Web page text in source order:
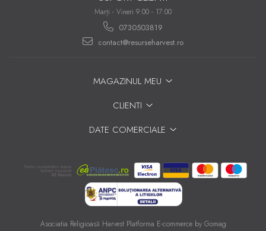
Marți - Vineri 9:00 - 17:00
0730503819
contact@resurseharvest.ro
MAGAZINUL MEU
CLIENTI
DATE COMERCIALE
Asociatia Religioasă Harvest Platforma E-commerce by Gomag